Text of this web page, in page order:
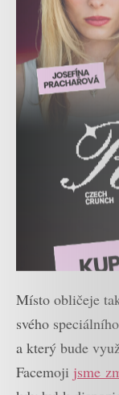
Místo obličeje
svého
a který bude
Facemoji jsme